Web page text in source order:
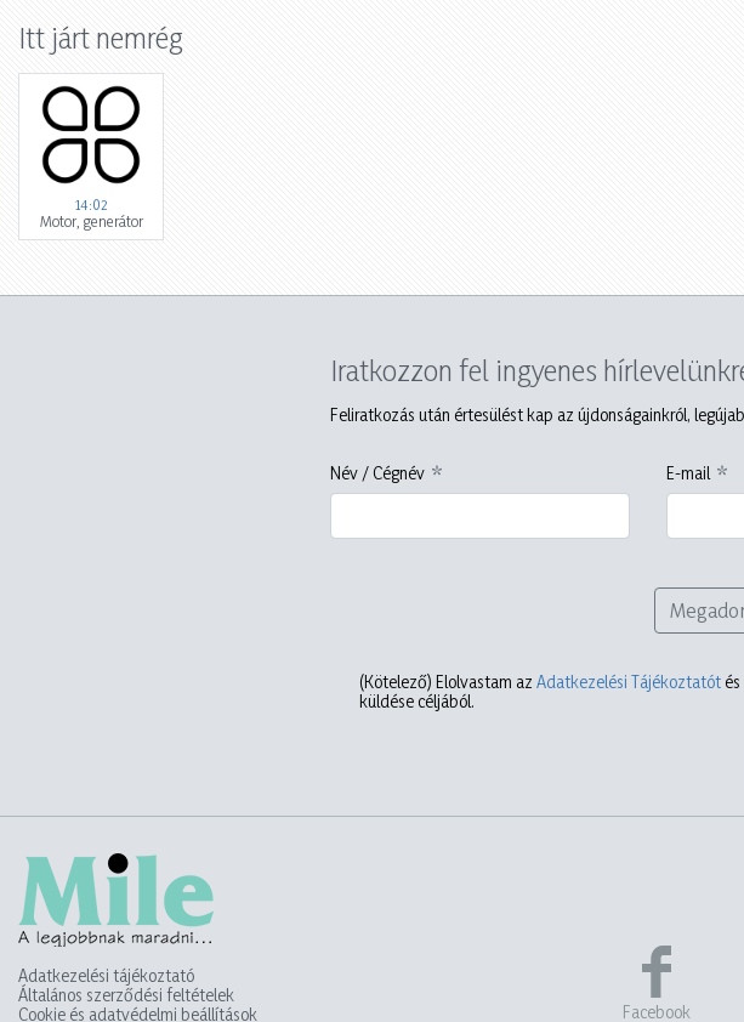
Itt járt nemrég
14:02
Motor, generátor
Iratkozzon fel ingyenes
Feliratkozás után értesülést kap az újdonságainkról,
Név / Cégnév E-mail
(Kötelező) Elolvastam az Adatkezelési Tájékoztatót
küldése céljából.
Adatkezelési tájékoztató
Általános szerződési feltételek
Cookie és adatvédelmi beállítások
Facebook